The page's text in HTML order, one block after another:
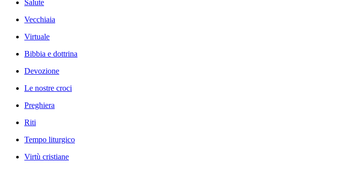
Salute
Vecchiaia
Virtuale
Bibbia e dottrina
Devozione
Le nostre croci
Preghiera
Riti
Tempo liturgico
Virtù cristiane